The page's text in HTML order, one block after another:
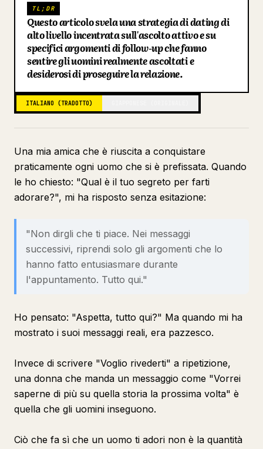
Blog
Aggiornamenti
TL;DR
Questo articolo svela una strategia di dating di
alto livello incentrata sull'ascolto attivo e su
specifici argomenti di follow-up che fanno
sentire gli uomini realmente ascoltati e
desiderosi di proseguire la relazione.
ITALIANO (TRADOTTO)
Una mia amica che è riuscita a conquistare
praticamente ogni uomo che si è prefissata. Quando
le ho chiesto: "Qual è il tuo segreto per farti
adorare?", mi ha risposto senza esitazione:
"Non dirgli che ti piace. Nei messaggi
successivi, riprendi solo gli argomenti che lo
hanno fatto entusiasmare durante
l'appuntamento. Tutto qui."
Ho pensato: "Aspetta, tutto qui?" Ma quando mi ha
mostrato i suoi messaggi reali, era pazzesco.
Invece di scrivere "Voglio rivederti" a ripetizione,
una donna che manda un messaggio come "Vorrei
saperne di più su quella storia la prossima volta" è
quella che gli uomini inseguono.
Ciò che fa sì che un uomo ti adori non è la quantità